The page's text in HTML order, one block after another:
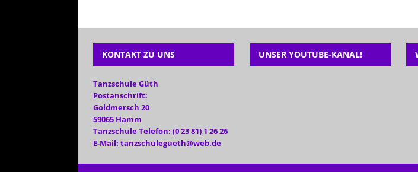
KONTAKT ZU UNS
Tanzschule Güth
Postanschrift:
Goldmersch 20
59065 Hamm
Tanzschule Telefon: (0 23 81) 1 26 26
E-Mail: tanzschulegueth@web.de
UNSER YOUTUBE-KANAL!